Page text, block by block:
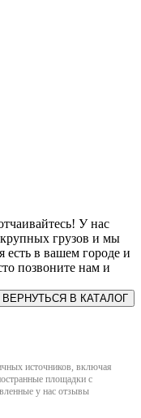
У нас
крупных грузов и мы
есть в вашем городе и
позвоните нам и
источников, включая
площадки с
у нас отзывы